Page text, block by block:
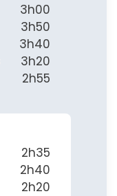
3h00
3h50
3h40
3h20
2h55
2h35
2h40
2h20